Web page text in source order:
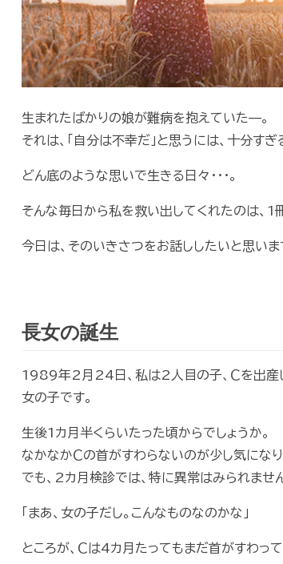
生まれたばかりの娘が難病を抱えていた—。
それは、「自分は不幸だ」と思うには、十分すぎ
どん底のような思いで生きる日々･･･。
そんな毎日から私を救い出してくれたのは、
今日は、そのいきさつをお話ししたいと思いま
長女の誕生
1989年2月24日、私は2人目の子、Ｃを出産
女の子です。
生後1カ月半くらいたった頃からでしょうか。
なかなかＣの首がすわらないのが少し気になり
でも、2カ月検診では、特に異常はみられませ
「まあ、女の子だし。こんなものなのかな」
ところが、Ｃは4カ月たってもまだ首がすわっ